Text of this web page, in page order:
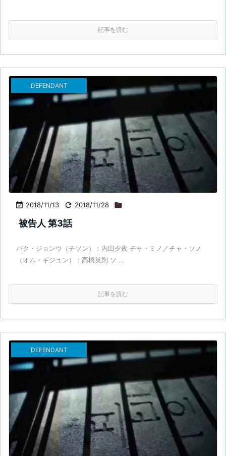
記事を読む
 2018/11/13  2018/11/28 
DEFENDANT
被告人 第3話
パク・ジョンウ（チソン）：内田夕夜 チャ・ミノ／チャ・ソノ
（オム・ギジュン）：高橋英則 ソ ...
記事を読む
DEFENDANT